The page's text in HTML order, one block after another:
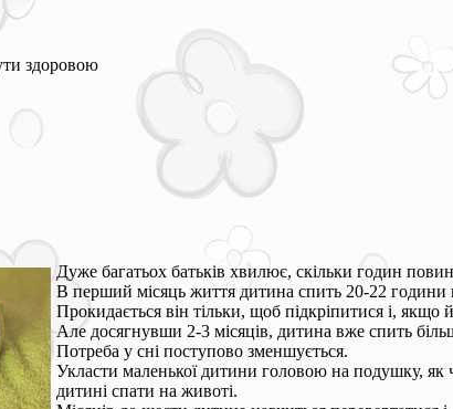
здоровою
Дуже багатьох батьків хвилює, скільки годин
В перший місяць життя дитина спить 20-22 години
Прокидається він тільки, щоб підкріпитися і, якщо
Але досягнувши 2-3 місяців, дитина вже спить
Потреба у сні поступово зменшується.
Укласти маленької дитини головою на подушку, як
дитині спати на животі.